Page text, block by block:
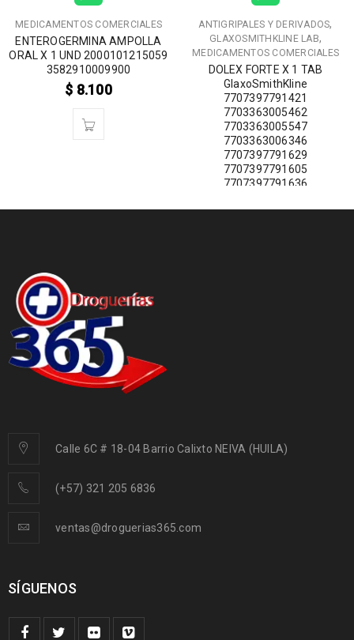
MEDICAMENTOS COMERCIALES
ENTEROGERMINA AMPOLLA
ORAL X 1 UND 2000101215059
3582910009900
$ 8.100
ANTIGRIPALES Y DERIVADOS,
GLAXOSMITHKLINE LAB,
MEDICAMENTOS COMERCIALES
DOLEX FORTE X 1 TAB
GlaxoSmithKline
7707397791421
7703363005462
7703363005547
7703363006346
7707397791629
7707397791605
7707397791636
Calle 6C # 18-04 Barrio Calixto NEIVA (HUILA)
(+57) 321 205 6836
ventas@droguerias365.com
SÍGUENOS